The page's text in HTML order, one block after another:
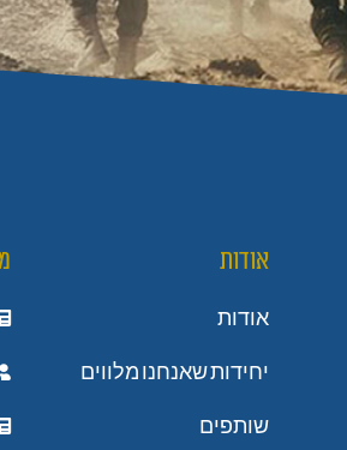
אודות
אודות
יחידות שאנחנו מלווים
שותפים